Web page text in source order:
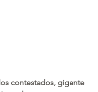
contestados, gigante